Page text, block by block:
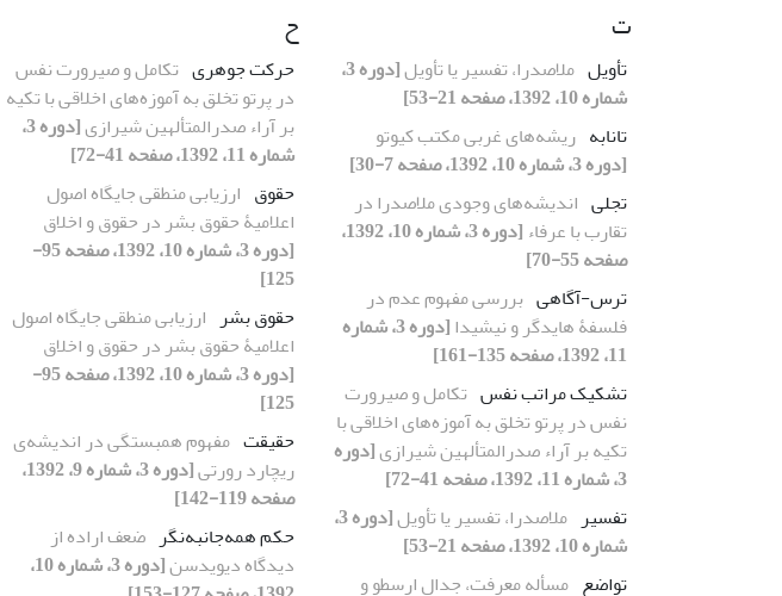
ت
تأویل ملاصدرا، تفسیر یا تأویل
[دوره 3،
شماره 10، 1392، صفحه 21-53]
تانابه ریشه‌های غربی مکتب کیوتو
[دوره 3، شماره 10، 1392، صفحه 7-30]
تجلی اندیشه‌های وجودی ملاصدرا در
تقارب با عرفاء
[دوره 3، شماره 10، 1392،
صفحه 55-70]
ترس-آگاهی بررسی مفهوم عدم در
فلسفۀ هایدگر و نیشیدا
[دوره 3، شماره
11، 1392، صفحه 135-161]
تشکیک مراتب نفس تکامل و صیرورت
نفس در پرتو تخلق به آموزه‌های اخلاقی با
تکیه بر آراء صدرالمتألهین شیرازی[دوره
3، شماره 11، 1392، صفحه 41-72]
تفسیر ملاصدرا، تفسیر یا تأویل
[دوره 3،
شماره 10، 1392، صفحه 21-53]
تواضع مسأله معرفت، جدال ارسطو و
ح
حرکت جوهری تکامل و صیرورت نفس
در پرتو تخلق به آموزه‌های اخلاقی با تکیه
بر آراء صدرالمتألهین شیرازی
[دوره 3،
شماره 11، 1392، صفحه 41-72]
حقوق ارزیابی منطقی جایگاه اصول
اعلامیۀ حقوق بشر در حقوق و اخلاق
[دوره 3، شماره 10، 1392، صفحه 95-
125]
حقوق بشر ارزیابی منطقی جایگاه اصول
اعلامیۀ حقوق بشر در حقوق و اخلاق
[دوره 3، شماره 10، 1392، صفحه 95-
125]
حقیقت مفهوم همبستگی در اندیشه‌ی
ریچارد رورتی
[دوره 3، شماره 9، 1392،
صفحه 119-142]
حکم همه‌جانبه‌نگر ضعف اراده از
دیدگاه دیویدسن
[دوره 3، شماره 10،